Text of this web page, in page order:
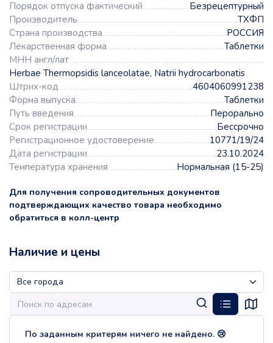
Порядок отпуска фактический
Безрецептурный
Производитель
ТХФП
Страна производства
РОССИЯ
Лекарственная форма
Таблетки
МНН англ/лат
Herbae Thermopsidis lanceolatae, Natrii hydrocarbonatis
Штрих-код
4604060991238
Форма выпуска
Таблетки
Путь введения
Перорально
Срок регистрации
Бессрочно
Регистрационное удостоверение
10771/19/24
Дата регистрации
23.10.2024
Температура хранения
Нормальная (15-25)
Для получения сопроводительных документов
подтверждающих качество товара необходимо
обратиться в колл-центр
Наличие и цены
По заданным критерям ничего не найдено. 😢